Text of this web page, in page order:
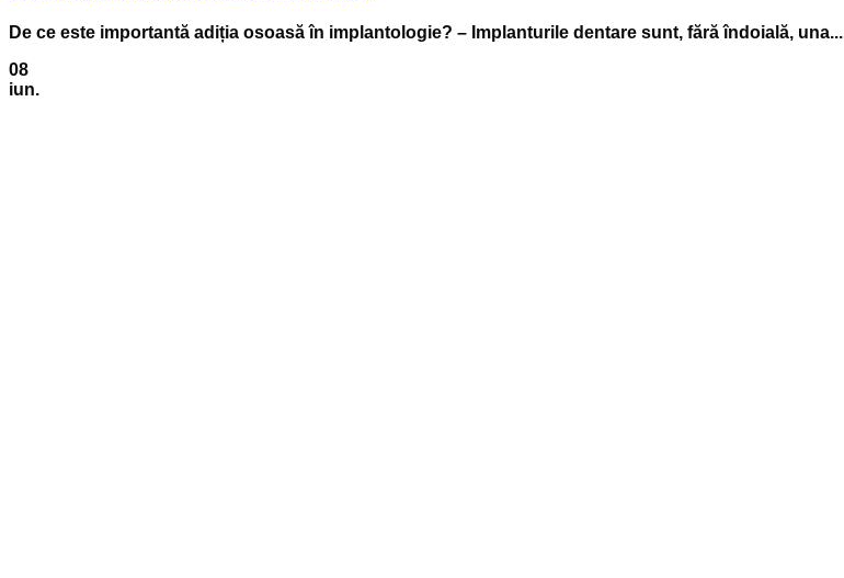
De ce este importantă adiția osoasă în implantologie? – Implanturile dentare sunt, fără îndoială, una...
08
iun.